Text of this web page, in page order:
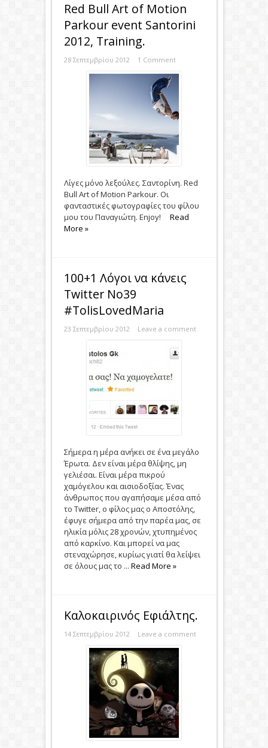
Red Bull Art of Motion
Parkour event Santorini
2012, Training.
28 Σεπτεμβρίου 2012 1 Comment
Λίγες μόνο λεξούλες. Σαντορίνη. Red
Bull Art of Motion Parkour. Οι
φανταστικές φωτογραφίες του φίλου
μου του Παναγιώτη. Εnjoy! Read
More »
100+1 Λόγοι να κάνεις
Twitter No39
#TolisLovedMaria
23 Σεπτεμβρίου 2012 Leave a comment
Σήμερα η μέρα ανήκει σε ένα μεγάλο
Έρωτα. Δεν είναι μέρα θλίψης, μη
γελιέσαι. Είναι μέρα πικρού
χαμόγελου και αισιοδοξίας. Ένας
άνθρωπος που αγαπήσαμε μέσα από
το Twitter, ο φίλος μας ο Αποστόλης,
έφυγε σήμερα από την παρέα μας, σε
ηλικία μόλις 28 χρονών, χτυπημένος
από καρκίνο. Και μπορεί να μας
στεναχώρησε, κυρίως γιατί θα λείψει
σε όλους μας το ... Read More »
Καλοκαιρινός Εφιάλτης.
14 Σεπτεμβρίου 2012 Leave a comment